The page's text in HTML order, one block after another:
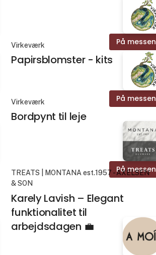
På messen
Virkeværk
Papirsblomster - kits
På messen
Virkeværk
Bordpynt til leje
På messen
TREATS | MONTANA est.1957 - AXELSEN
& SON
Karely Lavish – Elegant
funktionalitet til
arbejdsdagen 💼